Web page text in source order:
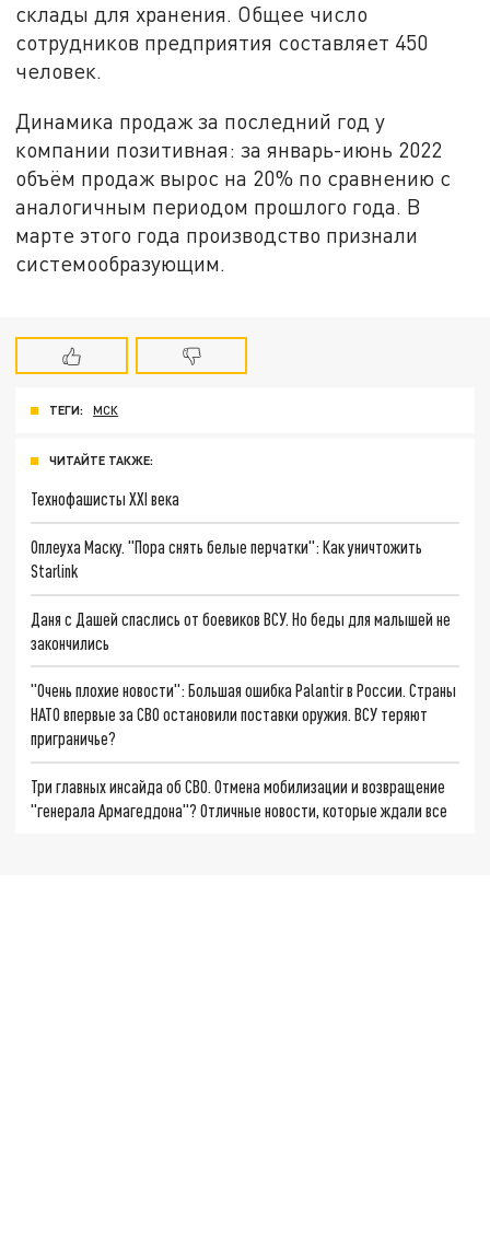
склады для хранения. Общее число
сотрудников предприятия составляет 450
человек.
Динамика продаж за последний год у
компании позитивная: за январь-июнь 2022
объём продаж вырос на 20% по сравнению с
аналогичным периодом прошлого года. В
марте этого года производство признали
системообразующим.
ТЕГИ: МСК
ЧИТАЙТЕ ТАКЖЕ:
Технофашисты XXI века
Оплеуха Маску. "Пора снять белые перчатки": Как уничтожить
Starlink
Даня с Дашей спаслись от боевиков ВСУ. Но беды для малышей не
закончились
"Очень плохие новости": Большая ошибка Palantir в России. Страны
НАТО впервые за СВО остановили поставки оружия. ВСУ теряют
приграничье?
Три главных инсайда об СВО. Отмена мобилизации и возвращение
"генерала Армагеддона"? Отличные новости, которые ждали все